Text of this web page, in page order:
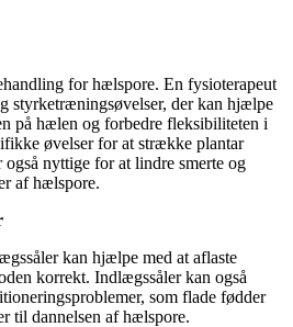
for hælspore. En fysioterapeut
styrketræningsøvelser, der kan hjælpe
på hælen og forbedre fleksibiliteten i
øvelser for at strække plantar
nyttige for at lindre smerte og
af hælspore.
kan hjælpe med at aflaste
korrekt. Indlægssåler kan også
som flade fødder
til dannelsen af hælspore.